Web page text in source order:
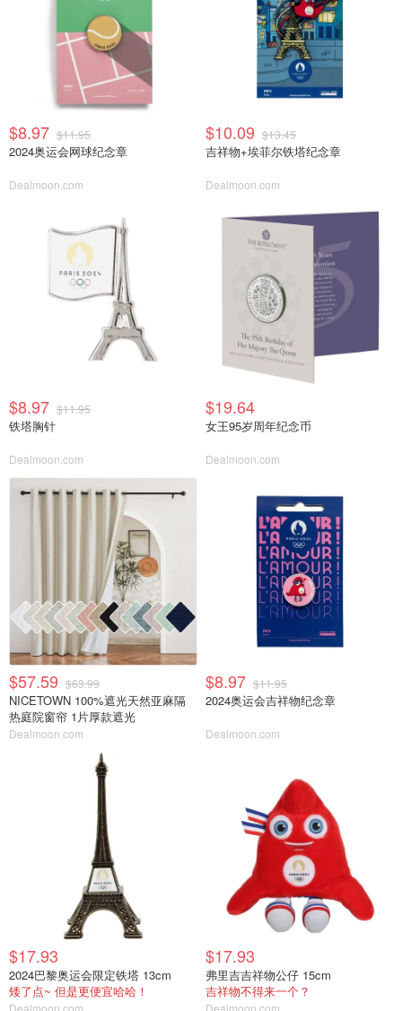
$8.97 $11.95
2024奥运会网球纪念章
Dealmoon.com
$10.09 $13.45
吉祥物+埃菲尔铁塔纪念章
Dealmoon.com
$8.97 $11.95
铁塔胸针
Dealmoon.com
$19.64
女王95岁周年纪念币
Dealmoon.com
$57.59 $63.99
NICETOWN 100%遮光天然亚麻隔
热庭院窗帘 1片厚款遮光
Dealmoon.com
$8.97 $11.95
2024奥运会吉祥物纪念章
Dealmoon.com
$17.93
2024巴黎奥运会限定铁塔 13cm
矮了点~ 但是更便宜哈哈！
Dealmoon.com
$17.93
弗里吉吉祥物公仔 15cm
吉祥物不得来一个？
Dealmoon.com